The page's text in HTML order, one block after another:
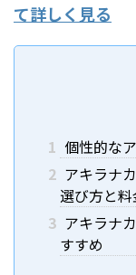
て詳しく見る
1 個性的な
2 アキラナ
選び方と料
3 アキラナ
すすめ